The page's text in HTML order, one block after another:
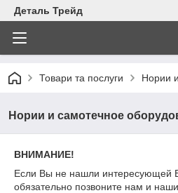
Деталь Трейд
Товари та послуги Нории
Нории и самотечное
ВНИМАНИЕ!
Если Вы не нашли интересующей
обязательно позвоните нам и